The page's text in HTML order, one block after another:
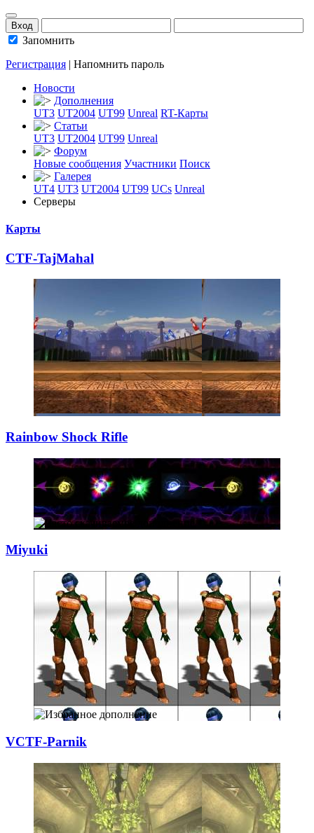
Запомнить
Регистрация | Напомнить пароль
Новости
Дополнения
UT3 UT2004 UT99 Unreal RT-Карты
Статьи
UT3 UT2004 UT99 Unreal
Форум
Новые сообщения Участники Поиск
Галерея
UT4 UT3 UT2004 UT99 UCs Unreal
Серверы
Карты
СTF-TajMahal
Rainbow Shock Ri­fle
Miyuki
VCTF-Parnik